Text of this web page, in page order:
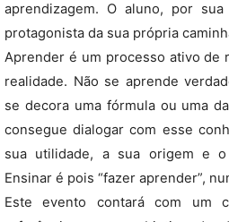
aprendizagem. O aluno, por
protagonista da sua própria
Aprender é um processo ativo de
realidade. Não se aprende
se decora uma fórmula ou uma
consegue dialogar com esse
sua utilidade, a sua origem e
Ensinar é pois “fazer aprender”,
Este evento contará com um